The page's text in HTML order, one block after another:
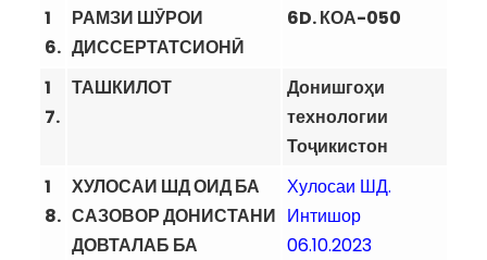
1
6.
РАМЗИ ШӮРОИ
ДИССЕРТАТСИОНӢ
6D. КОА-050
1
7.
ТАШКИЛОТ
Донишгоҳи
технологии
Тоҷикистон
1
8.
ХУЛОСАИ ШД ОИД БА
САЗОВОР ДОНИСТАНИ
ДОВТАЛАБ БА
Хулосаи ШД.
Интишор
06.10.2023